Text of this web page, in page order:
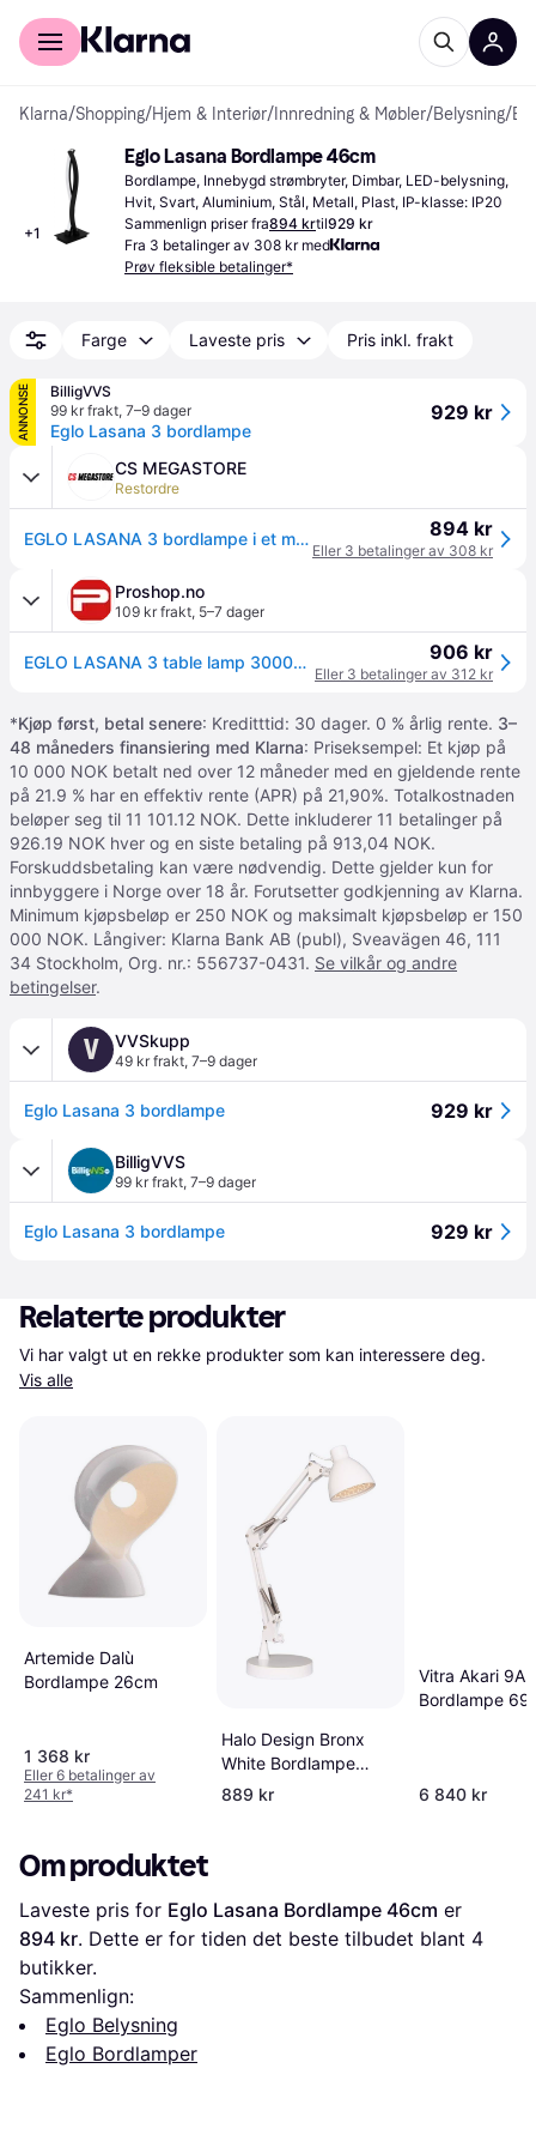
For kunder
Klarna/Shopping/Hjem & Interiør/ Innredning & Møbler/Belysning/
+1
Eglo Lasana Bordlampe 46cm
Bordlampe, Innebygd strømbryter, Dimbar, LED-belysning,
Hvit, Svart, Aluminium, Stål, Metall, Plast, IP-klasse: IP20
Sammenlign priser fra894 krtil929 kr
Fra 3 betalinger av 308 kr med
Prøv fleksible betalinger*
Farge Laveste pris Pris inkl. frakt
ANNONSE
BilligVVS
99 kr frakt, 7–9 dager
Eglo Lasana 3 bordlampe
929 kr
CS MEGASTORE
Restordre
EGLO LASANA 3 bordlampe i et moderne sort og hvitt design 894 kr
Eller 3 betalinger av 308 kr
Proshop.no
109 kr frakt, 5–7 dager
EGLO LASANA 3 table lamp 3000K black 906 kr
Eller 3 betalinger av 312 kr
*Kjøp først, betal senere: Kreditttid: 30 dager. 0 % årlig rente. 3–
48 måneders finansiering med Klarna: Priseksempel: Et kjøp på
10 000 NOK betalt ned over 12 måneder med en gjeldende rente
på 21.9 % har en effektiv rente (APR) på 21,90%. Totalkostnaden
beløper seg til 11 101.12 NOK. Dette inkluderer 11 betalinger på
926.19 NOK hver og en siste betaling på 913,04 NOK.
Forskuddsbetaling kan være nødvendig. Dette gjelder kun for
innbyggere i Norge over 18 år. Forutsetter godkjenning av Klarna.
Minimum kjøpsbeløp er 250 NOK og maksimalt kjøpsbeløp er 150
000 NOK. Långiver: Klarna Bank AB (publ), Sveavägen 46, 111
34 Stockholm, Org. nr.: 556737-0431. Se vilkår og andre
betingelser.
V VVSkupp
49 kr frakt, 7–9 dager
Eglo Lasana 3 bordlampe 929 kr
BilligVVS
99 kr frakt, 7–9 dager
Eglo Lasana 3 bordlampe 929 kr
Relaterte produkter
Vis alle
Artemide Dalù
Bordlampe 26cm
1 368 kr
Eller 6 betalinger av
241 kr*
Halo Design Bronx
White Bordlampe
55cm
889 kr
Vitra Akari 9AD
Bordlampe
6 840 kr
Om produktet
Laveste pris for Eglo Lasana Bordlampe 46cm
894 kr. Dette er for tiden det beste tilbudet blant 4
butikker.
Sammenlign:
Eglo Belysning
Eglo Bordlamper